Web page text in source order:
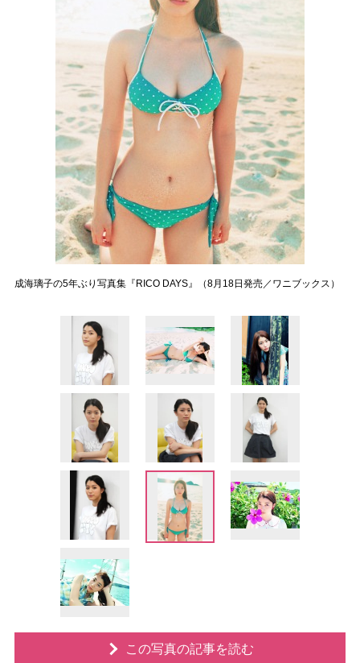
成海璃子の5年ぶり写真集『RICO DAYS』（8月18日発売／ワニブックス）
この写真の記事を読む